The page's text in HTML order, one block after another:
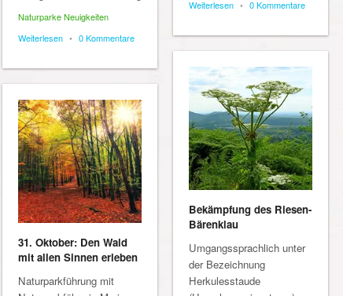
Naturparke Neuigkeiten
Weiterlesen • 0 Kommentare
Weiterlesen • 0 Kommentare
Bekämpfung des Riesen-
Bärenklau
Umgangssprachlich unter
der Bezeichnung
Herkulesstaude
31. Oktober: Den Wald
mit allen Sinnen erleben
Naturparkführung mit